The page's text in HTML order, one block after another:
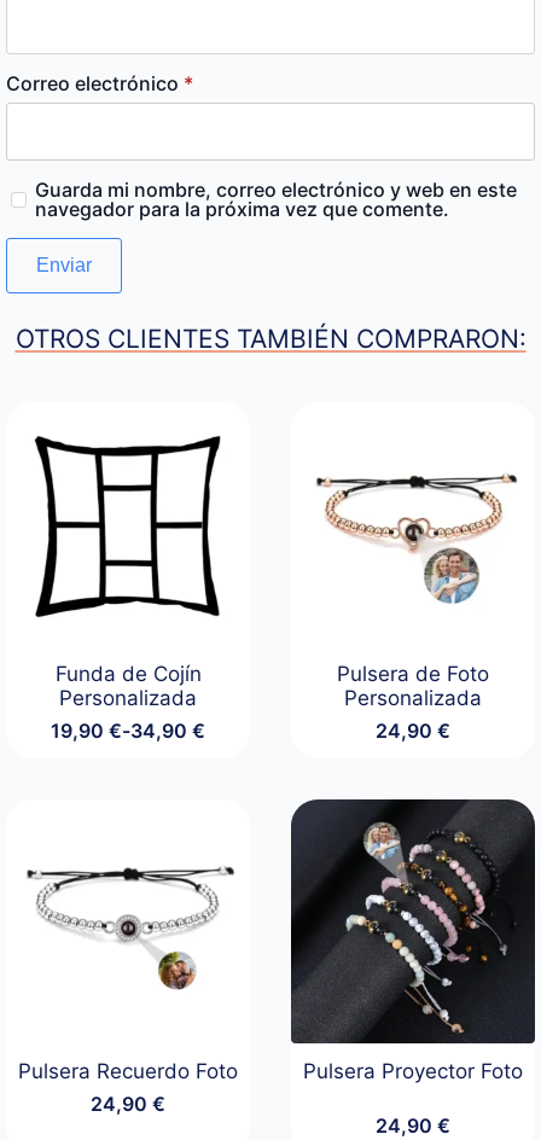
Correo electrónico *
Guarda mi nombre, correo electrónico y web en este
navegador para la próxima vez que comente.
OTROS CLIENTES TAMBIÉN COMPRARON:
Funda de Cojín
Personalizada
19,90€-34,90€
Rango
34,90 €
Pulsera de Foto
Personalizada
24,90 €
Pulsera Recuerdo Foto
24,90€
Pulsera Proyector Foto
24,90 €